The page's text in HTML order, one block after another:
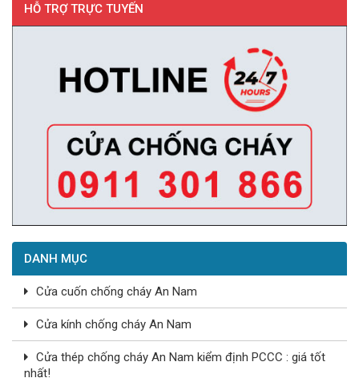
HỖ TRỢ TRỰC TUYẾN
DANH MỤC
Cửa cuốn chống cháy An Nam
Cửa kính chống cháy An Nam
Cửa thép chống cháy An Nam kiểm định PCCC : giá tốt
nhất!